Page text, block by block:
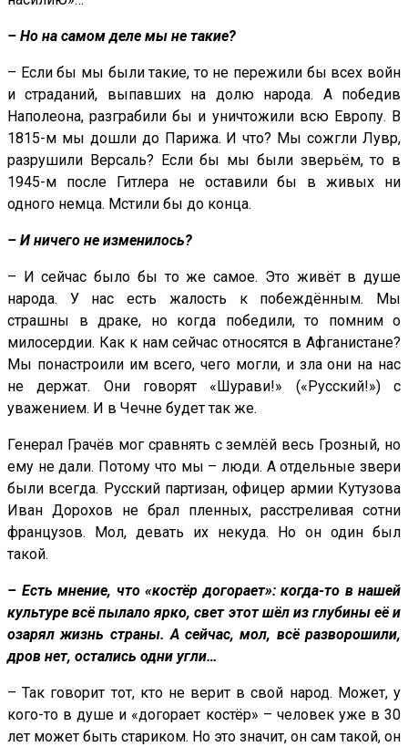
– Но на самом деле мы не такие?
– Если бы мы были такие, то не пережили бы всех войн
и страданий, выпавших на долю народа. А победив
Наполеона, разграбили бы и уничтожили всю Европу. В
1815-м мы дошли до Парижа. И что? Мы сожгли Лувр,
разрушили Версаль? Если бы мы были зверьём, то в
1945-м после Гитлера не оставили бы в живых ни
одного немца. Мстили бы до конца.
– И ничего не изменилось?
– И сейчас было бы то же самое. Это живёт в душе
народа. У нас есть жалость к побеждённым. Мы
страшны в драке, но когда победили, то помним о
милосердии. Как к нам сейчас относятся в Афганистане?
Мы понастроили им всего, чего могли, и зла они на нас
не держат. Они говорят «Шурави!» («Русский!») с
уважением. И в Чечне будет так же.
Генерал Грачёв мог сравнять с землёй весь Грозный, но
ему не дали. Потому что мы – люди. А отдельные звери
были всегда. Русский партизан, офицер армии Кутузова
Иван Дорохов не брал пленных, расстреливая сотни
французов. Мол, девать их некуда. Но он один был
такой.
– Есть мнение, что «костёр догорает»: когда-то в нашей
культуре всё пылало ярко, свет этот шёл из глубины её и
озарял жизнь страны. А сейчас, мол, всё разворошили,
дров нет, остались одни угли…
– Так говорит тот, кто не верит в свой народ. Может, у
кого-то в душе и «догорает костёр» – человек уже в 30
лет может быть стариком. Но это значит, он сам такой, он